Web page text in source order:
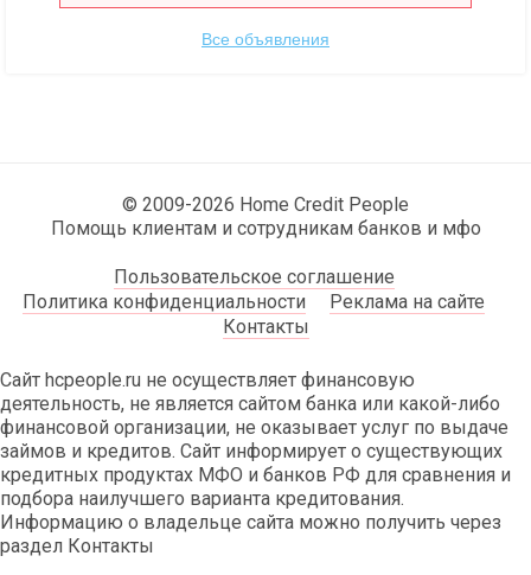
Все объявления
© 2009-2026 Home Credit People
Помощь клиентам и сотрудникам банков и мфо
Пользовательское соглашение
Политика конфиденциальности
Реклама на сайте
Контакты
Сайт hcpeople.ru не осуществляет финансовую
деятельность, не является сайтом банка или какой-либо
финансовой организации, не оказывает услуг по выдаче
займов и кредитов. Сайт информирует о существующих
кредитных продуктах МФО и банков РФ для сравнения и
подбора наилучшего варианта кредитования.
Информацию о владельце сайта можно получить через
раздел Контакты